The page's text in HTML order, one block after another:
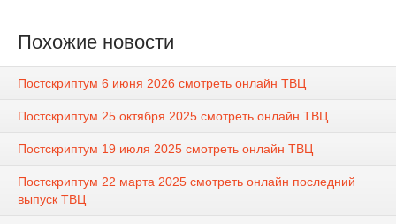
Похожие новости
Постскриптум 6 июня 2026 смотреть онлайн ТВЦ
Постскриптум 25 октября 2025 смотреть онлайн ТВЦ
Постскриптум 19 июля 2025 смотреть онлайн ТВЦ
Постскриптум 22 марта 2025 смотреть онлайн последний
выпуск ТВЦ